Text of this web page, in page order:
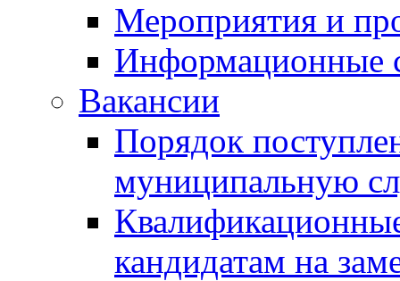
Мероприятия и
Информационные
Вакансии
Порядок
муниципальную
кандидатам на